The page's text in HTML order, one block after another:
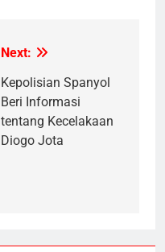
Next:
Kepolisian Spanyol
Beri Informasi
tentang Kecelakaan
Diogo Jota